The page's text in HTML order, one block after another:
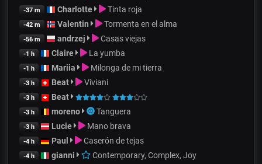
-37 m Charlotte Tinta roja
-42 m Valentin Tormenta en el alma
-56 m andrzej Casas viejas
-1 h Claire La yumba
-1 h Mariia Milonga de mi tierra
-3 h Beat Viviani
-3 h Beat
-3 h moreno Tanguera
-3 h Lucie Mano brava
-4 h Paul Caserón de tejas
-4 h gianni Contemporary, Complex, Joy